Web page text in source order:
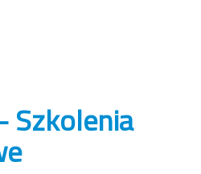
Szkolenia